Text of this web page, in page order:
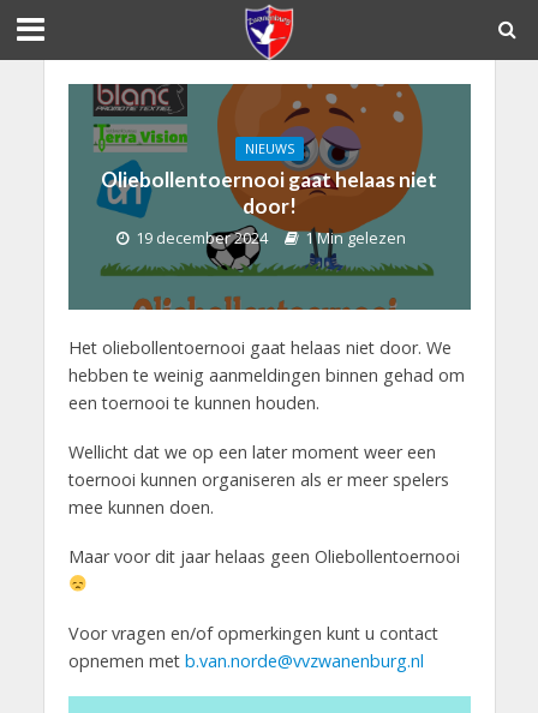
NIEUWS
Oliebollentoernooi gaat helaas niet
door!
19 december 2024 1 Min gelezen
Het oliebollentoernooi gaat helaas niet door. We
hebben te weinig aanmeldingen binnen gehad om
een toernooi te kunnen houden.
Wellicht dat we op een later moment weer een
toernooi kunnen organiseren als er meer spelers
mee kunnen doen.
Maar voor dit jaar helaas geen Oliebollentoernooi
Voor vragen en/of opmerkingen kunt u contact
opnemen met b.van.norde@vvzwanenburg.nl